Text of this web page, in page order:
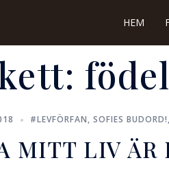
HEM
#LEVFÖRFAN, SOFIES BUDORD!,
MITT LIV ÄR